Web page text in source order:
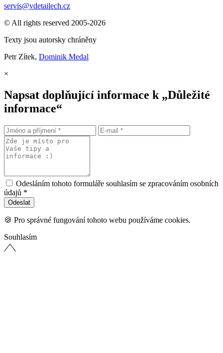
servis@vdetailech.cz
© All rights reserved 2005-2026
Texty jsou autorsky chráněny
Petr Zítek, Dominik Medal
×
Napsat doplňující informace k „Důležité
informace“
Odesláním tohoto formuláře souhlasím se zpracováním osobních
údajů *
🍪 Pro správné fungování tohoto webu používáme cookies.
Souhlasím